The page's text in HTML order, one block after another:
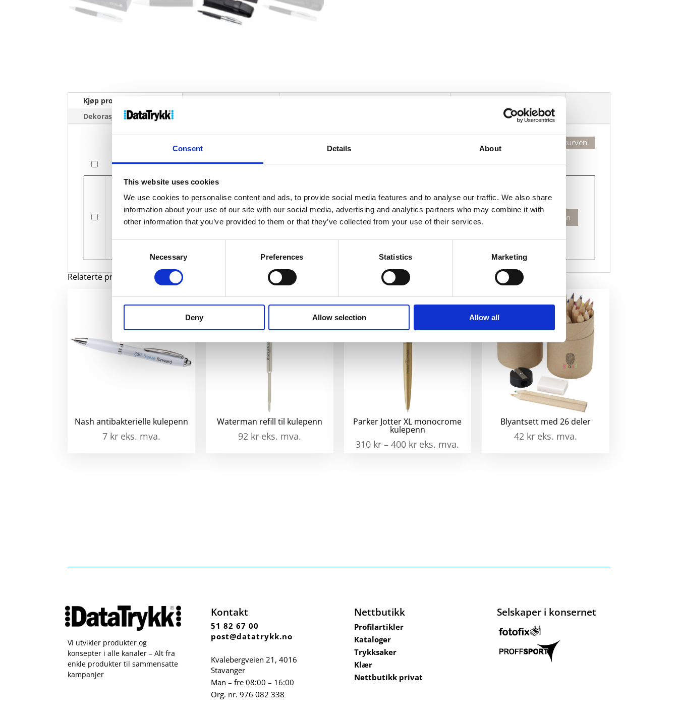
Consent Details About
This website uses cookies
We use cookies to personalise content and ads, to provide social media features and to analyse our traffic. We also share
information about your use of our site with our social media, advertising and analytics partners who may combine it with
other information that you’ve provided to them or that they’ve collected from your use of their services.
Necessary Preferences Statistics Marketing
Deny Allow selection Allow all
Kjøp produkt uten print
Dekorasjonpriser
Legg valgte i handlekurven
Bilde Navn På lager
Kjøp
Bilde
Scherzo pennegavesett med kulepenn - Solid svart
Scherzo
pennegavesett
Legg til i handlekurven
Relaterte produkter
Nash antibakterielle kulepenn
7 kr eks. mva.
Waterman refill til kulepenn
92 kr eks. mva.
Parker Jotter XL monocrome
kulepenn
310 kr –400 kr eks. mva.
Blyantsett med 26 deler
42 kr eks. mva.
Vi utvikler produkter og
konsepter i alle kanaler – Alt fra
enkle produkter til sammensatte
kampanjer
Kontakt
51 82 67 00
post@datatrykk.no
Kvalebergveien 21 , 4016
Stavanger
Man – fre 08:00 – 16:00
Org. nr. 976 082 338
Nettbutikk
Profilartikler
Kataloger
Trykksaker
Klær
Nettbutikk privat
Selskaper i konsernet